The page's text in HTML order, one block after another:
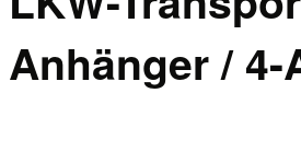
Anhänger /